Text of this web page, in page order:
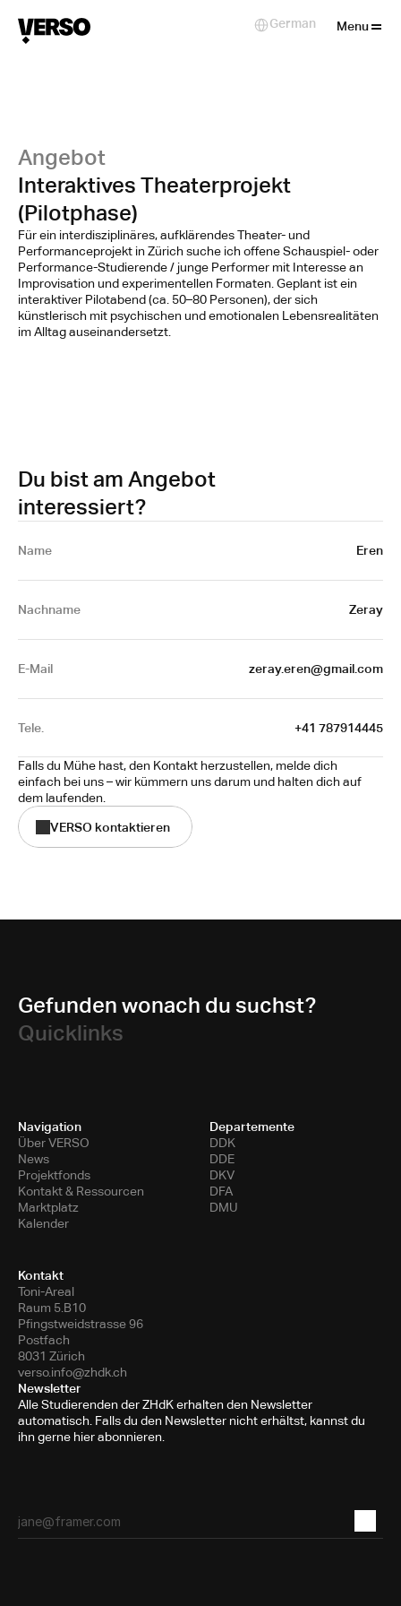
Angebot
Interaktives Theaterprojekt
(Pilotphase)
Für ein interdisziplinäres, aufklärendes Theater- und
Performanceprojekt in Zürich suche ich offene Schauspiel- oder
Performance-Studierende / junge Performer mit Interesse an
Improvisation und experimentellen Formaten. Geplant ist ein
interaktiver Pilotabend (ca. 50–80 Personen), der sich
künstlerisch mit psychischen und emotionalen Lebensrealitäten
im Alltag auseinandersetzt.
Du bist am Angebot
interessiert?
Name Eren
Nachname Zeray
E-Mail zeray.eren@gmail.com
Tele. +41 787914445
Falls du Mühe hast, den Kontakt herzustellen, melde dich
einfach bei uns – wir kümmern uns darum und halten dich auf
dem laufenden.
VERSO kontaktieren
Menu
Select Language
German
Gefunden wonach du suchst?
Quicklinks
Navigation
Über VERSO
News
Projektfonds
Kontakt & Ressourcen
Marktplatz
Kalender
Departemente
DDK
DDE
DKV
DFA
DMU
Kontakt
Toni-Areal
Raum 5.B10
Pfingstweidstrasse 96
Postfach
8031 Zürich
verso.info@zhdk.ch
Newsletter
Alle Studierenden der ZHdK erhalten den Newsletter
automatisch. Falls du den Newsletter nicht erhältst, kannst du
ihn gerne hier abonnieren.